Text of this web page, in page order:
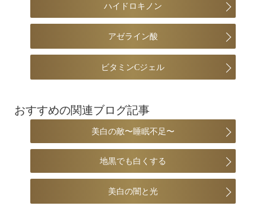
ハイドロキノン
アゼライン酸
ビタミンCジェル
おすすめの関連ブログ記事
美白の敵〜睡眠不足〜
地黒でも白くする
美白の闇と光